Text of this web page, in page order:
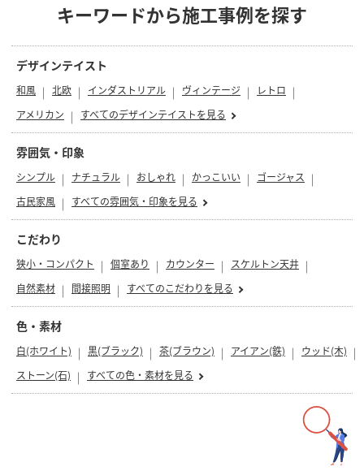
キーワードから施工事例を探す
デザインテイスト
和風 北欧 インダストリアル ヴィンテージ
レトロ
アメリカン
すべてのデザインテイストを見る
雰囲気・印象
シンプル ナチュラル おしゃれ かっこいい
ゴージャス
古民家風
すべての雰囲気・印象を見る
こだわり
狭小・コンパクト 個室あり カウンター
スケルトン天井
自然素材
間接照明 すべてのこだわりを見る
色・素材
白(ホワイト) 黒(ブラック) 茶(ブラウン) アイアン(鉄)
ウッド(木)
ストーン(石)
すべての色・素材を見る